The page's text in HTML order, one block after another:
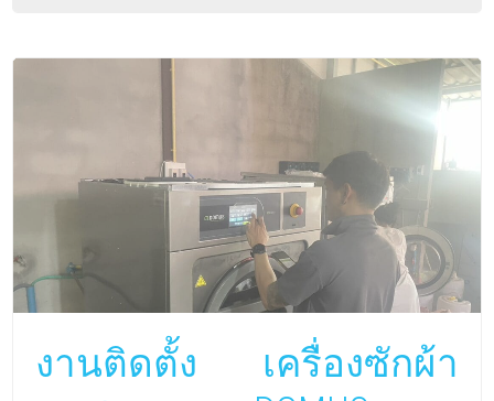
งานติดตั้ง เครื่องซักผ้า
อุตสาหกรรม DOMUS